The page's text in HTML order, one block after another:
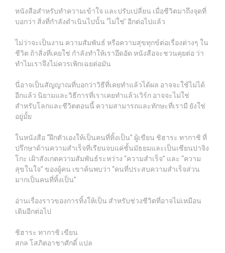
หนังสือสำหรับทำความเข้าใจ และปรับเปลี่ยน เมื่อชีวิตมาถึงจุดที่
บอกว่า สิ่งที่กำลังดำเนินไปนั้น ‘ไม่ใช่’ อีกต่อไปแล้ว
ไม่ว่าจะเป็นงาน ความสัมพันธ์ หรือความสุขทุกข์ต่อเรื่องต่างๆ ใน
ชีวิต ถ้าสิ่งที่เคยใช่ กำลังทำให้เราอึดอัด หนังสือจะชวนคุยต่อ ว่า
ทำไมเราจึงไม่ควรเพิกเฉยต่อมัน
นี่อาจเป็นสัญญาณที่บอกว่าวิธีที่เคยทำแล้วได้ผล อาจจะใช้ไม่ได้
อีกแล้ว นิยามและวิธีการที่เราเคยทำแล้วเวิร์ก อาจจะไม่ใช่
สำหรับโลกและชีวิตตอนนี้ ความสามารถและทักษะที่เรามี ยังใช่
อยู่มั้ย
ในหนังสือ “ฝึกตัวเองให้เป็นคนที่ทิ้งเป็น” ผู้เขียน ชิฮาระ ทากาชิ ที่
ปรึกษาด้านความสำเร็จที่เรียนจบแค่ชั้นมัธยมและเป็นเซียนปาจิง
โกะ เฝ้าสังเกตความสัมพันธ์ระหว่าง “ความสำเร็จ” และ “ความ
สุขในใจ” ของผู้คน เขาค้นพบว่า “คนที่ประสบความสำเร็จส่วน
มากเป็นคนที่ทิ้งเป็น”
อ่านเรื่องราวของการทิ้งให้เป็น สำหรับช่วงชีวิตที่อาจไม่เหมือน
เดิมอีกต่อไป
ชิฮาระ ทากาชิ เขียน
สกล โสภิตอาชาศักดิ์ แปล